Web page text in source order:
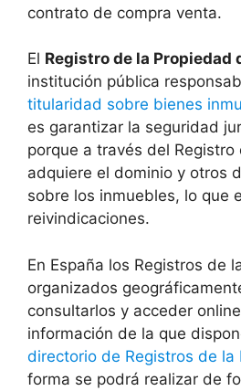
contrato de compra venta.
El Registro de la Propiedad
institución pública
titularidad sobre bienes
es garantizar la seguridad
porque a través del
adquiere el dominio y otros
sobre los inmuebles, lo que
reivindicaciones.
En España los Registros de
organizados
consultarlos y acceder
información de la que
directorio de Registros de la
forma se podrá realizar de